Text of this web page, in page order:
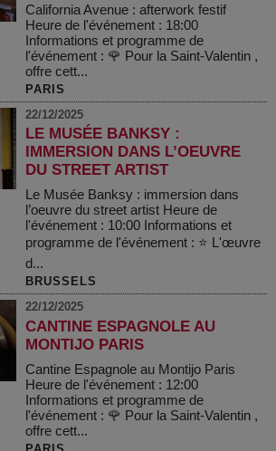
California Avenue : afterwork festif
Heure de l'événement : 18:00
Informations et programme de
l'événement : 🌹 Pour la Saint-Valentin ,
offre cett...
PARIS
22/12/2025
LE MUSÉE BANKSY :
IMMERSION DANS L’OEUVRE
DU STREET ARTIST
Le Musée Banksy : immersion dans
l’oeuvre du street artist Heure de
l'événement : 10:00 Informations et
programme de l'événement : ⭐ L'œuvre
d...
BRUSSELS
22/12/2025
CANTINE ESPAGNOLE AU
MONTIJO PARIS
Cantine Espagnole au Montijo Paris
Heure de l'événement : 12:00
Informations et programme de
l'événement : 🌹 Pour la Saint-Valentin ,
offre cett...